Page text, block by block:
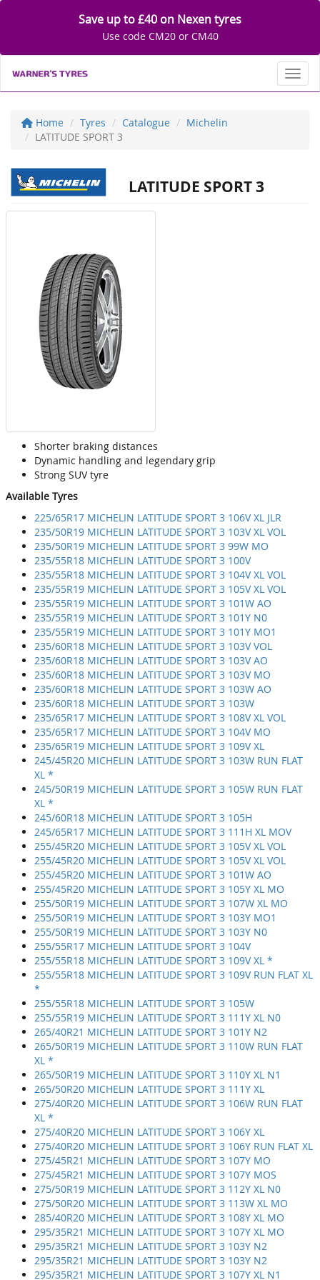
Save up to £40 on Nexen tyres
Use code CM20 or CM40
Home Tyres Catalogue
Michelin
LATITUDE SPORT 3
LATITUDE SPORT 3
Shorter braking distances
Dynamic handling and legendary grip
Strong SUV tyre
Available Tyres
225/65R17 MICHELIN LATITUDE SPORT 3 106V XL JLR
235/50R19 MICHELIN LATITUDE SPORT 3 103V XL VOL
235/50R19 MICHELIN LATITUDE SPORT 3 99W MO
235/55R18 MICHELIN LATITUDE SPORT 3 100V
235/55R18 MICHELIN LATITUDE SPORT 3 104V XL VOL
235/55R19 MICHELIN LATITUDE SPORT 3 105V XL VOL
235/55R19 MICHELIN LATITUDE SPORT 3 101W AO
235/55R19 MICHELIN LATITUDE SPORT 3 101Y N0
235/55R19 MICHELIN LATITUDE SPORT 3 101Y MO1
235/60R18 MICHELIN LATITUDE SPORT 3 103V VOL
235/60R18 MICHELIN LATITUDE SPORT 3 103V AO
235/60R18 MICHELIN LATITUDE SPORT 3 103V MO
235/60R18 MICHELIN LATITUDE SPORT 3 103W AO
235/60R18 MICHELIN LATITUDE SPORT 3 103W
235/65R17 MICHELIN LATITUDE SPORT 3 108V XL VOL
235/65R17 MICHELIN LATITUDE SPORT 3 104V MO
235/65R19 MICHELIN LATITUDE SPORT 3 109V XL
245/45R20 MICHELIN LATITUDE SPORT 3 103W RUN FLAT
XL *
245/50R19 MICHELIN LATITUDE SPORT 3 105W RUN FLAT
XL *
245/60R18 MICHELIN LATITUDE SPORT 3 105H
245/65R17 MICHELIN LATITUDE SPORT 3 111H XL MOV
255/45R20 MICHELIN LATITUDE SPORT 3 105V XL VOL
255/45R20 MICHELIN LATITUDE SPORT 3 105V XL VOL
255/45R20 MICHELIN LATITUDE SPORT 3 101W AO
255/45R20 MICHELIN LATITUDE SPORT 3 105Y XL MO
255/50R19 MICHELIN LATITUDE SPORT 3 107W XL MO
255/50R19 MICHELIN LATITUDE SPORT 3 103Y MO1
255/50R19 MICHELIN LATITUDE SPORT 3 103Y N0
255/55R17 MICHELIN LATITUDE SPORT 3 104V
255/55R18 MICHELIN LATITUDE SPORT 3 109V XL *
255/55R18 MICHELIN LATITUDE SPORT 3 109V RUN FLAT XL
*
255/55R18 MICHELIN LATITUDE SPORT 3 105W
255/55R19 MICHELIN LATITUDE SPORT 3 111Y XL N0
265/40R21 MICHELIN LATITUDE SPORT 3 101Y N2
265/50R19 MICHELIN LATITUDE SPORT 3 110W RUN FLAT
XL *
265/50R19 MICHELIN LATITUDE SPORT 3 110Y XL N1
265/50R20 MICHELIN LATITUDE SPORT 3 111Y XL
275/40R20 MICHELIN LATITUDE SPORT 3 106W RUN FLAT
XL *
275/40R20 MICHELIN LATITUDE SPORT 3 106Y XL
275/40R20 MICHELIN LATITUDE SPORT 3 106Y RUN FLAT XL
275/45R21 MICHELIN LATITUDE SPORT 3 107Y MO
275/45R21 MICHELIN LATITUDE SPORT 3 107Y MOS
275/50R19 MICHELIN LATITUDE SPORT 3 112Y XL N0
275/50R20 MICHELIN LATITUDE SPORT 3 113W XL MO
285/40R20 MICHELIN LATITUDE SPORT 3 108Y XL MO
295/35R21 MICHELIN LATITUDE SPORT 3 107Y XL MO
295/35R21 MICHELIN LATITUDE SPORT 3 103Y N2
295/35R21 MICHELIN LATITUDE SPORT 3 103Y N2
295/35R21 MICHELIN LATITUDE SPORT 3 107Y XL N1